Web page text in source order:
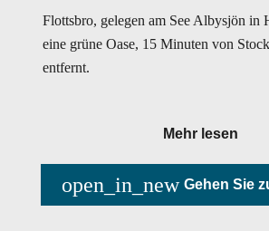
Flottsbro, gelegen am See Albysjön in
eine grüne Oase, 15 Minuten von
entfernt.
Mehr lesen
open_in_new Gehen Sie